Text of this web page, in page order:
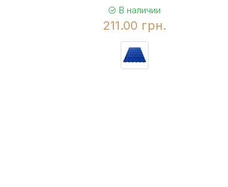
В наличии
211.00 грн.